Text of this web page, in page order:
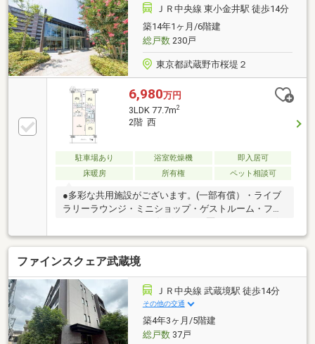
～リノベーション内容～・1LDKに間取り変更・キッチ
ン、トイレ、給湯器、パネルスイッチ、コンセント交
換・カップボード、LDKダウンライト新規設置・壁新
規塗装、フロアコーティング・ハウスクリーニング
ＪＲ中央線 東小金井駅 徒歩14分
築14年1ヶ月/6階建
総戸数230戸
東京都武蔵野市桜堤２
6,980万円
3LDK 77.7m2
2階 西
駐車場あり 浴室乾燥機
即入居可
床暖房
所有権 ペット相談可
●多彩な共用施設がございます。(一部有償）・ライブ
ラリーラウンジ・ミニショップ・ゲストルーム・フロ
ントコンシェルジュ●1住戸につき1区画のサイクルポ
ートをご利用いただけます。1区画には大人用自転車2
台と子供用自転車1台を駐輪できます。●ウォールドア
を開放すれば、リビングと一体となった約23.6帖の
広々空間として利用可能です。●生ごみの処理に便利
なディスポーザー付。●浴室にはマイクロミストサウ
ナ付。※修繕積立金内訳／団地修繕積立金：月額5660
円、各棟修繕積立金：月額12750円※総戸数230戸／そ
の他に管理事務室、ミニショップ、コミュニティサロ
ファインスクェア武蔵境
ＪＲ中央線 武蔵境駅 徒歩14分
その他の交通
築4年3ヶ月/5階建
総戸数37戸